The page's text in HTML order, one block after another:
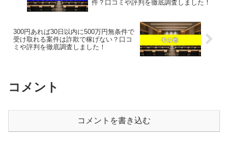
件？口コミや評判を徹底調査しました！
300円あれば30日以内に500万円無条件で
受け取れる案件は詐欺で稼げない？口コ
ミや評判を徹底調査しました！
コメント
コメントを書き込む